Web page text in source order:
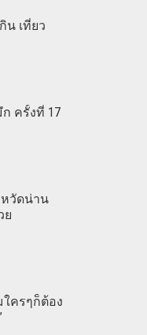
น เที่ยว
ครั้งที่ 17
หวัดน่าน
ย
ครๆก็ต้อง